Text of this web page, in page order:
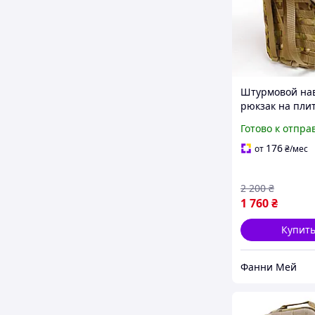
Штурмовой
рюкзак на
тактический
однодневный
Готово к
от 176₴/мес
1 760₴
2 200 ₴
Фанни Мей